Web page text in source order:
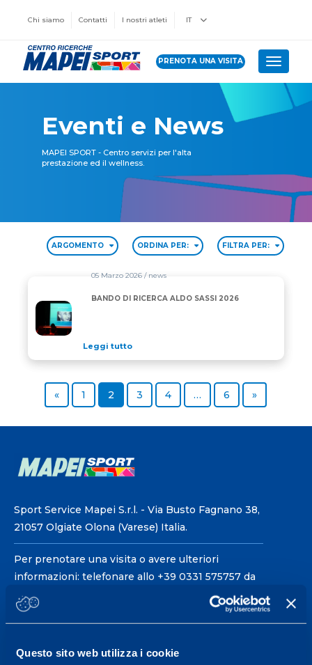
Questo sito web utilizza i cookie
Chi siamo Contatti I nostri atleti IT
PRENOTA UNA VISITA Toggle
Eventi e News
MAPEI SPORT - Centro servizi per l'alta
prestazione ed il wellness.
ARGOMENTO ORDINA PER: FILTRA PER:
BANDO DI RICERCA ALDO SASSI 2026
05 Marzo 2026/ news
BANDO DI RICERCA ALDO SASSI 2026
Leggi tutto
«Previous page
Page
1 Page
2 Page
3 Page
4 … Page
6 »Next page
Sport Service Mapei S.r.l. - Via Busto Fagnano 38,
21057 Olgiate Olona (Varese) Italia.
Per prenotare una visita o avere ulteriori
informazioni: telefonare allo +39 0331 575757 da
lunedì a venerdì 9.30-12.30 e 14.30-17.30.
ORARI DI APERTURA RECEPTION
08.30 - 18.30